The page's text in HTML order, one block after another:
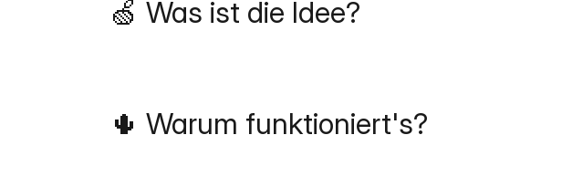
🍏 Was ist die Idee?
🌵 Warum funktioniert's?